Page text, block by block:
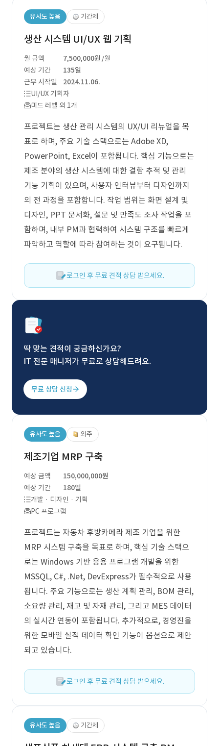
유사도 높음 기간제
생산 시스템 UI/UX 웹 기획
월 금액 7,500,000원 /월
예상 기간
135일
근무 시작일
2024.11.06.
UI/UX 기획자
미드 레벨 외 1개
프로젝트는 생산 관리 시스템의 UX/UI 리뉴얼을 목
표로 하며, 주요 기술 스택으로는 Adobe XD,
PowerPoint, Excel이 포함됩니다. 핵심 기능으로는
제조 분야의 생산 시스템에 대한 결함 추적 및 관리
기능 기획이 있으며, 사용자 인터뷰부터 디자인까지
의 전 과정을 포함합니다. 작업 범위는 화면 설계 및
디자인, PPT 문서화, 설문 및 만족도 조사 작업을 포
함하며, 내부 PM과 협력하여 시스템 구조를 빠르게
파악하고 역할에 따라 참여하는 것이 요구됩니다.
로그인 후 무료 견적 상담 받으세요.
딱 맞는 견적이 궁금하신가요?
IT 전문 매니저가 무료로 상담해드려요.
무료 상담 신청
유사도 높음 외주
제조기업 MRP 구축
예상 금액
150,000,000원
예상 기간
180일
개발 · 디자인 · 기획
PC 프로그램
프로젝트는 자동차 후방카메라 제조 기업을 위한
MRP 시스템 구축을 목표로 하며, 핵심 기술 스택으
로는 Windows 기반 응용 프로그램 개발을 위한
MSSQL, C#, .Net, DevExpress가 필수적으로 사용
됩니다. 주요 기능으로는 생산 계획 관리, BOM 관리,
소요량 관리, 재고 및 자재 관리, 그리고 MES 데이터
의 실시간 연동이 포함됩니다. 추가적으로, 경영진을
위한 모바일 실적 데이터 확인 기능이 옵션으로 제안
되고 있습니다.
로그인 후 무료 견적 상담 받으세요.
유사도 높음 기간제